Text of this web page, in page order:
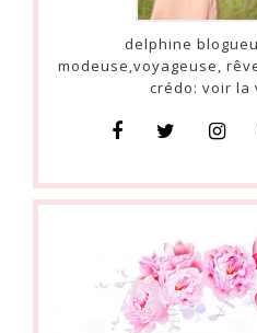
delphine
modeuse,voyageuse,
crédo: voir la